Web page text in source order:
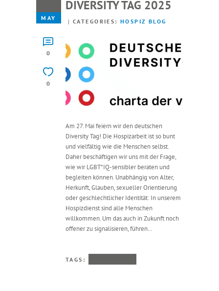
MAY
0
0
DIVERSITY TAG 2025
CATEGORIES:HOSPIZ BLOG
Am 27. Mai feiern wir den deutschen
Diversity Tag! Die Hospizarbeit ist so bunt
und vielfältig wie die Menschen selbst.
Daher beschäftigen wir uns mit der Frage,
wie wir LGBT*IQ-sensibler beraten und
begleiten können. Unabhängig von Alter,
Herkunft, Glauben, sexueller Orientierung
oder geschlechtlicher Identität: In unserem
Hospizdienst sind alle Menschen
willkommen. Um das auch in Zukunft noch
offener zu signalisieren, führen…
TAGS: